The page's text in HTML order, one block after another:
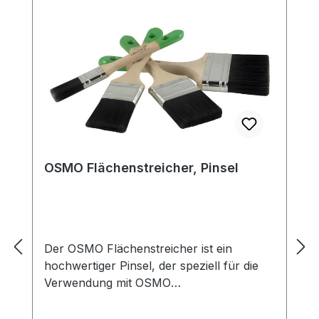
verhindern.Gebindegrößen: 0,75 l; 2,50 l
Bitte beachten Sie: Das erzielte Ergebnis
des Farbtons kann je nach Holzart
unterschiedlich ausfallen.
OSMO Flächenstreicher, Pinsel
Der OSMO Flächenstreicher ist ein
hochwertiger Pinsel, der speziell für die
Verwendung mit OSMO